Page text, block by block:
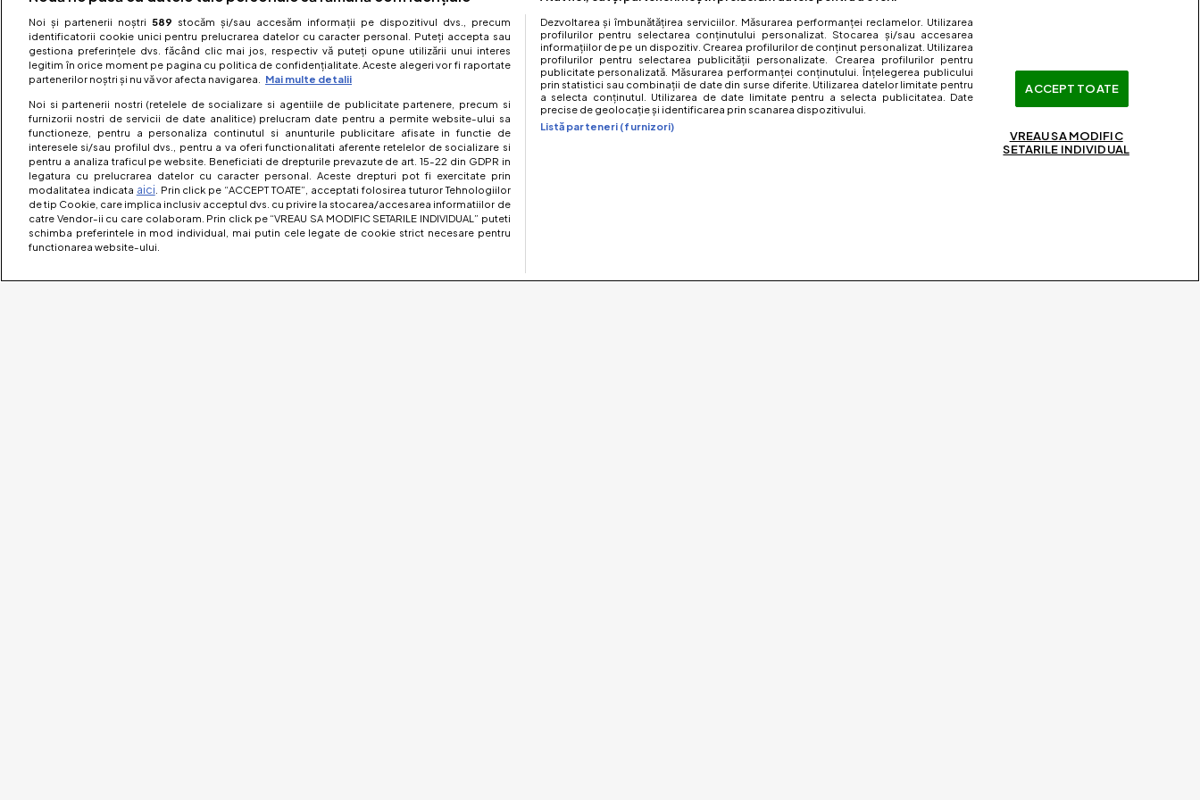
Noi și partenerii noștri 589 stocăm și/sau accesăm informații pe dispozitivul dvs., precum
identificatorii cookie unici pentru prelucrarea datelor cu caracter personal. Puteți accepta sau
gestiona preferințele dvs. făcând clic mai jos, respectiv vă puteți opune utilizării unui interes
legitim în orice moment pe pagina cu politica de confidențialitate. Aceste alegeri vor fi raportate
partenerilor noștri și nu vă vor afecta navigarea.
Mai multe detalii
Noi si partenerii nostri (retelele de socializare si agentiile de publicitate partenere, precum si
furnizorii nostri de servicii de date analitice) prelucram date pentru a permite website-ului sa
functioneze, pentru a personaliza continutul si anunturile publicitare afisate in functie de
interesele si/sau profilul dvs., pentru a va oferi functionalitati aferente retelelor de socializare si
pentru a analiza traficul pe website. Beneficiati de drepturile prevazute de art. 15-22 din GDPR in
legatura cu prelucrarea datelor cu caracter personal. Aceste drepturi pot fi exercitate prin
modalitatea indicata aici . Prin click pe “ACCEPT TOATE”, acceptati folosirea tuturor Tehnologiilor
de tip Cookie, care implica inclusiv acceptul dvs. cu privire la stocarea/accesarea informatiilor de
catre Vendor-ii cu care colaboram. Prin click pe “VREAU SA MODIFIC SETARILE INDIVIDUAL” puteti
schimba preferintele in mod individual, mai putin cele legate de cookie strict necesare pentru
functionarea website-ului.
Dezvoltarea și îmbunătățirea serviciilor. Măsurarea performanței reclamelor. Utilizarea
profilurilor pentru selectarea conținutului personalizat. Stocarea și/sau accesarea
informațiilor de pe un dispozitiv. Crearea profilurilor de conținut personalizat. Utilizarea
profilurilor pentru selectarea publicității personalizate. Crearea profilurilor pentru
publicitate personalizată. Măsurarea performanței conținutului. Înțelegerea publicului
prin statistici sau combinații de date din surse diferite. Utilizarea datelor limitate pentru
a selecta conținutul. Utilizarea de date limitate pentru a selecta publicitatea. Date
precise de geolocație și identificarea prin scanarea dispozitivului.
Listă parteneri (furnizori)
ACCEPT TOATE
VREAU SA MODIFIC
SETARILE INDIVIDUAL